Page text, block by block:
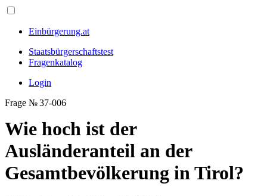
Einbürgerung.at
Staatsbürgerschaftstest
Fragenkatalog
Login
Frage № 37-006
Wie hoch ist der
Ausländeranteil an der
Gesamtbevölkerung in Tirol?